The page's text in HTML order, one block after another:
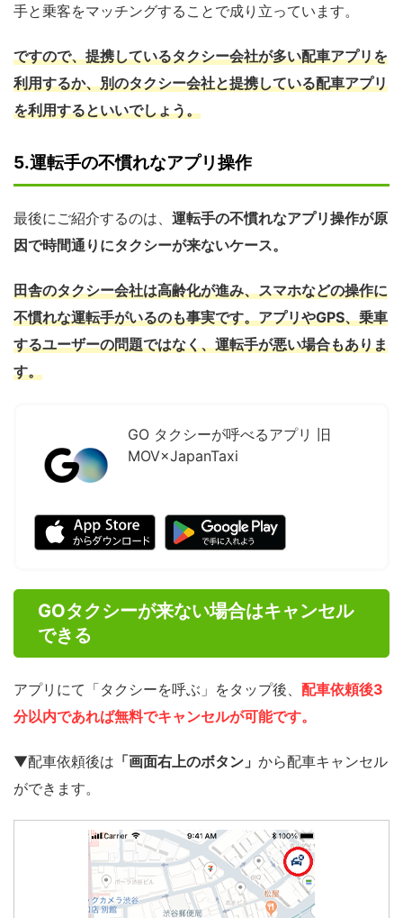
手と乗客をマッチングすることで成り立っています。
ですので、提携しているタクシー会社が多い配車アプリを
利用するか、別のタクシー会社と提携している配車アプリ
を利用するといいでしょう。
5.運転手の不慣れなアプリ操作
最後にご紹介するのは、 運転手の不慣れなアプリ操作が原
因で時間通りにタクシーが来ないケース。
田舎のタクシー会社は高齢化が進み、スマホなどの操作に
不慣れな運転手がいるのも事実です。アプリやGPS、乗車
するユーザーの問題ではなく、運転手が悪い場合もありま
す。
GO タクシーが呼べるアプリ 旧
MOV×JapanTaxi
GOタクシーが来ない場合はキャンセル
できる
アプリにて「タクシーを呼ぶ」をタップ後、 配車依頼後3
分以内であれば無料でキャンセルが可能です。
▼配車依頼後は 「画面右上のボタン」 から配車キャンセル
ができます。